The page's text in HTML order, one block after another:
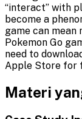
“interact” with
become a
game can mean
Pokemon Go
need to
Apple Store for
Materi